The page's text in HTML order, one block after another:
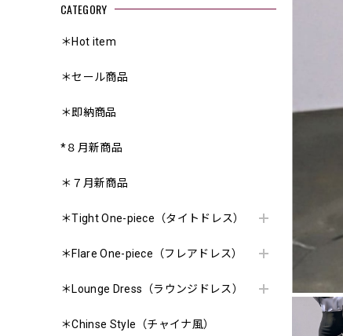
CATEGORY
＊Hot item
＊セール商品
＊即納商品
*８月新商品
＊７月新商品
＊Tight One-piece（タイトドレス）
＊Flare One-piece（フレアドレス）
＊Lounge Dress（ラウンジドレス）
＊Chinse Style（チャイナ風）